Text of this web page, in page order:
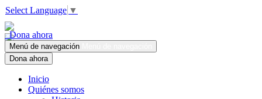
Select Language ▼
Dona ahora
Menú de navegación
Dona ahora
Inicio
Quiénes somos